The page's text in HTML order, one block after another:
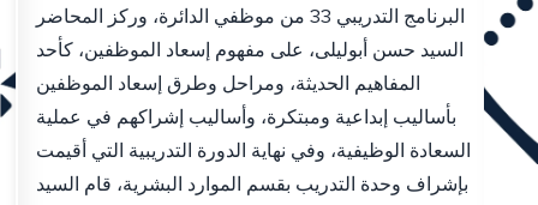
البرنامج التدريبي 33 من موظفي الدائرة، وركز المحاضر
السيد حسن أبوليلى، على مفهوم إسعاد الموظفين، كأحد
المفاهيم الحديثة، ومراحل وطرق إسعاد الموظفين
بأساليب إبداعية ومبتكرة، وأساليب إشراكهم في عملية
السعادة الوظيفية، وفي نهاية الدورة التدريبية التي أقيمت
بإشراف وحدة التدريب بقسم الموارد البشرية، قام السيد